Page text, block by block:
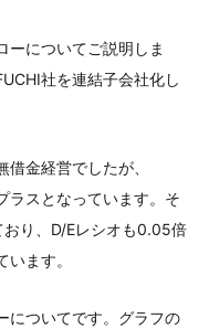
ーについてご説明しま
社を連結子会社化し
金経営でしたが、
ラスとなっています。そ
り、D/Eレシオも0.05倍
ます。
についてです。グラフの